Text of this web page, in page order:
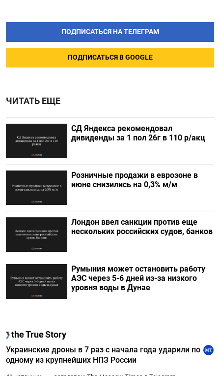
ПОДПИСАТЬСЯ НА ТЕЛЕГРАМ
ПОДПИСАТЬСЯ В GOOGLE
ЧИТАТЬ ЕЩЕ
СД Яндекса рекомендовал
дивиденды за 1 пол 26г в 110 р/акц
Розничные продажи в еврозоне в
июне снизились на 0,3% м/м
Лондон ввел санкции против еще
нескольких российских судов, банков
Румыния может остановить работу
АЭС через 5-6 дней из-за низкого
уровня воды в Дунае